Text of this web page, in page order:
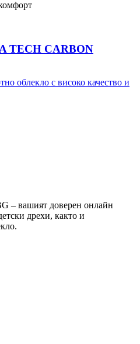
TECH CARBON
– вашият доверен онлайн
дрехи, както и